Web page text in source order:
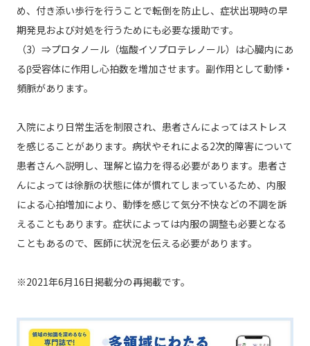
め、付き添い歩行を行うことで転倒を防止し、症状出現時の早
期発見および対処を行うためにも必要な援助です。
（3）⇒プロタノール（塩酸イソプロテレノール）は心臓内にあ
るβ受容体に作用し心拍数を増加させます。副作用として動悸・
頻脈があります。
入院により日常生活を制限され、患者さんによってはストレス
を感じることがあります。病状やそれによる2次的障害について
患者さんへ説明し、理解と協力を得る必要があります。患者さ
んによっては徐脈の状態に体が慣れてしまっているため、内服
による心拍増加により、動悸を感じて気分不快などの不調を訴
えることもあります。症状によっては内服の調整も必要となる
こともあるので、医師に状況を伝える必要があります。
※2021年6月16日掲載分の再掲載です。